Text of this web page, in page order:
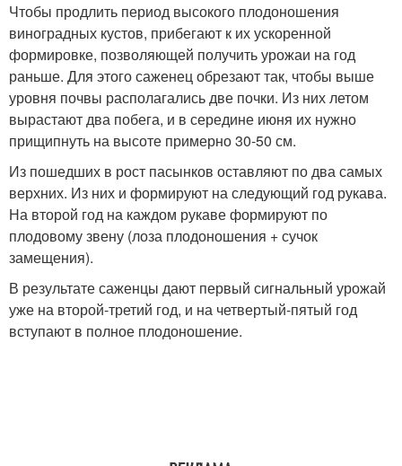
Чтобы продлить период высокого плодоношения
виноградных кустов, прибегают к их ускоренной
формировке, позволяющей получить урожаи на год
раньше. Для этого саженец обрезают так, чтобы выше
уровня почвы располагались две почки. Из них летом
вырастают два побега, и в середине июня их нужно
прищипнуть на высоте примерно 30-50 см.
Из пошедших в рост пасынков оставляют по два самых
верхних. Из них и формируют на следующий год рукава.
На второй год на каждом рукаве формируют по
плодовому звену (лоза плодоношения + сучок
замещения).
В результате саженцы дают первый сигнальный урожай
уже на второй-третий год, и на четвертый-пятый год
вступают в полное плодоношение.